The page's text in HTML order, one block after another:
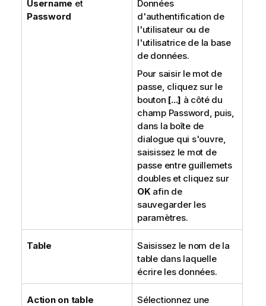
Username et
Password
Données
d'authentification de
l'utilisateur ou de
l'utilisatrice de la base
de données.
Pour saisir le mot de
passe, cliquez sur le
bouton [...] à côté du
champ Password, puis,
dans la boîte de
dialogue qui s'ouvre,
saisissez le mot de
passe entre guillemets
doubles et cliquez sur
OKafin de
sauvegarder les
paramètres.
Table
Saisissez le nom de la
table dans laquelle
écrire les données.
Action on table
Sélectionnez une